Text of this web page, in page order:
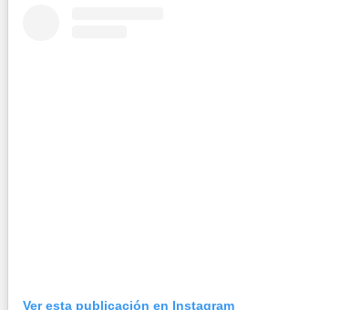
Ver esta publicación en Instagram